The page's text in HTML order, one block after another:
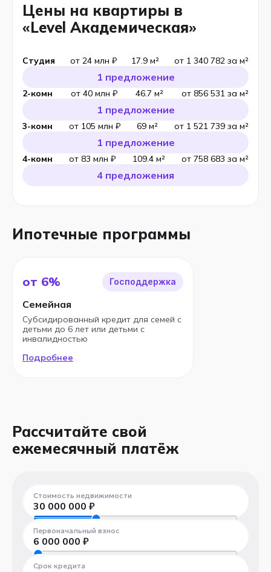
Цены на квартиры в
«Level Академическая»
Студия 17.9 м²
от 24 млн ₽ от 1 340 782 за м²
1 предложение
2-комн 46.7 м²
от 40 млн ₽ от 856 531 за м²
1 предложение
3-комн 69 м²
от 105 млн ₽ от 1 521 739 за м²
1 предложение
4-комн 109.4 м²
от 83 млн ₽ от 758 683 за м²
4 предложения
Ипотечные программы
от 6% Господдержка
Семейная
Субсидированный кредит для семей с
детьми до 6 лет или детьми с
инвалидностью
Подробнее
Рассчитайте свой
ежемесячный платёж
Стоимость недвижимости
30 000 000 ₽
300 000 ₽
Первоначальный взнос
6 000 000 ₽
300 000 ₽
Срок кредита